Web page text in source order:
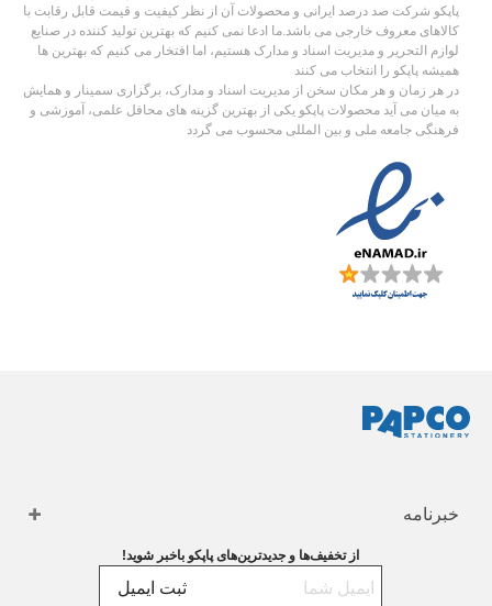
پاپکو شرکت صد درصد ایرانی و محصولات آن از نظر کیفیت و قیمت قابل رقابت با
کالاهای معروف خارجی می باشد.ما ادعا نمی کنیم که بهترین تولید کننده در صنایع
لوازم التحریر و مدیریت اسناد و مدارک هستیم، اما افتخار می کنیم که بهترین ها
همیشه پاپکو را انتخاب می کنند
در هر زمان و هر مکان سخن از مدیریت اسناد و مدارک، برگزاری سمینار و همایش
به میان می آید محصولات پاپکو یکی از بهترین گزینه های محافل علمی، آموزشی و
فرهنگی جامعه ملی و بین المللی محسوب می گردد
خبرنامه
از تخفیف‌ها و جدیدترین‌های پاپکو باخبر شوید!
ثبت ایمیل